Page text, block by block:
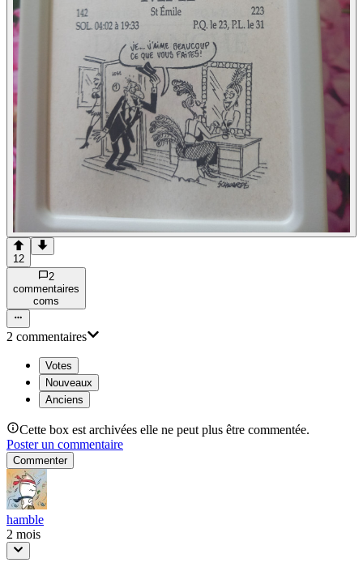
12
2
commentaires
coms
2 commentaires
Votes
Nouveaux
Anciens
Cette box est archivées elle ne peut plus être commentée.
Poster un commentaire
Commenter
hamble
2 mois